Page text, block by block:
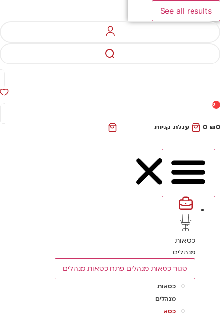
See all results
0
₪
0 עגלת קניות
כסאות
מנהלים
סגור כסאות מנהלים פתח כסאות מנהלים
כסאות
מנהלים
כסא